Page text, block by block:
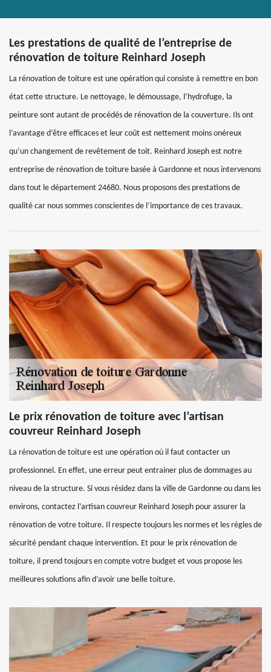
Les prestations de qualité de l’entreprise de
rénovation de toiture Reinhard Joseph
La rénovation de toiture est une opération qui consiste à remettre en bon
état cette structure. Le nettoyage, le démoussage, l’hydrofuge, la
peinture sont autant de procédés de rénovation de la couverture. Ils ont
l’avantage d’être efficaces et leur coût est nettement moins onéreux
qu’un changement de revêtement de toit. Reinhard Joseph est notre
entreprise de rénovation de toiture basée à Gardonne et nous intervenons
dans tout le département 24680. Nous proposons des prestations de
qualité car nous sommes conscientes de l’importance de ces travaux.
Le prix rénovation de toiture avec l’artisan
couvreur Reinhard Joseph
La rénovation de toiture est une opération où il faut contacter un
professionnel. En effet, une erreur peut entrainer plus de dommages au
niveau de la structure. Si vous résidez dans la ville de Gardonne ou dans les
environs, contactez l’artisan couvreur Reinhard Joseph pour assurer la
rénovation de votre toiture. Il respecte toujours les normes et les règles de
sécurité pendant chaque intervention. Et pour le prix rénovation de
toiture, il prend toujours en compte votre budget et vous propose les
meilleures solutions afin d’avoir une belle toiture.